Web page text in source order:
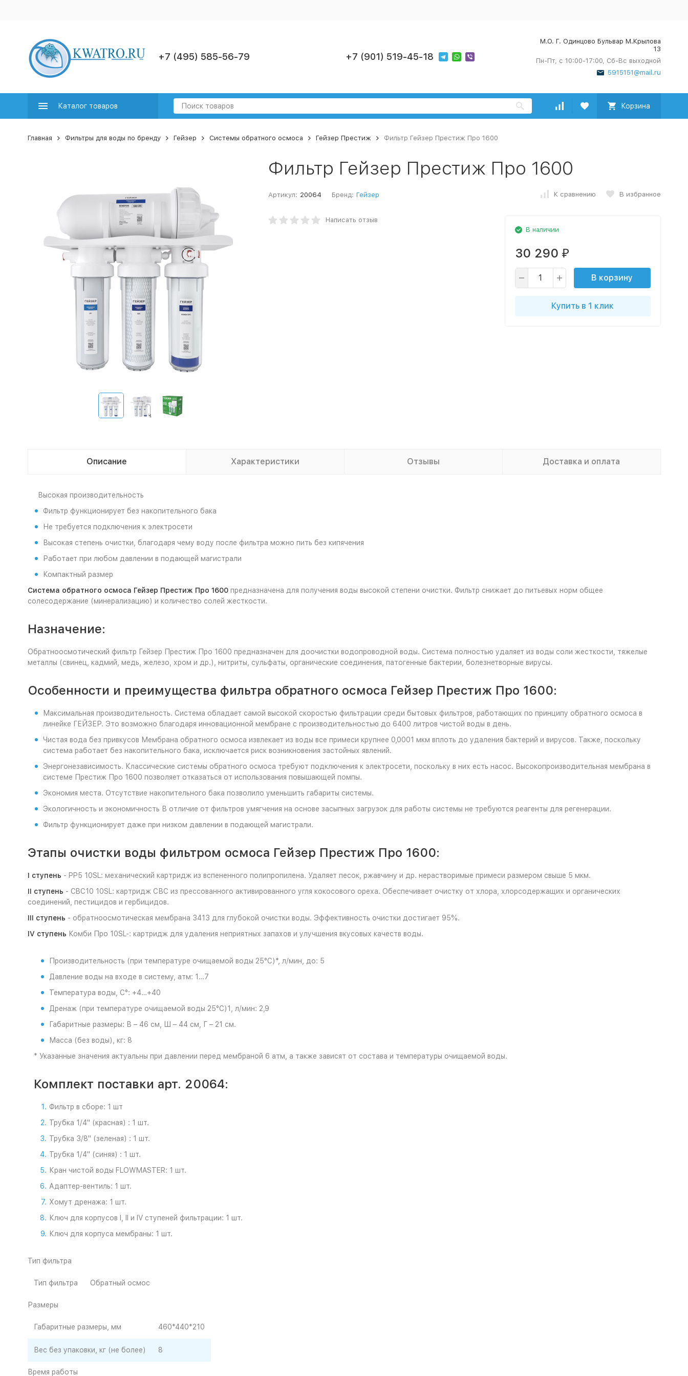
+7 (495) 585-56-79 +7 (901) 519-45-18
М.О. Г. Одинцово Бульвар М.Крылова
13
Пн-Пт, с 10:00-17:00, Сб-Вс выходной
5915151@mail.ru
Каталог товаров Корзина
Главная Фильтры для воды по бренду Гейзер Системы обратного осмоса Гейзер Престиж Фильтр Гейзер Престиж Про 1600
Фильтр Гейзер Престиж Про 1600
Артикул: 20064 Бренд: Гейзер К сравнению В избранное
Написать отзыв
В наличии
30 290 ₽
В корзину
Купить в 1 клик
Описание Характеристики Отзывы Доставка и оплата
Высокая производительность
Фильтр функционирует без накопительного бака
Не требуется подключения к электросети
Высокая степень очистки, благодаря чему воду после фильтра можно пить без кипячения
Работает при любом давлении в подающей магистрали
Компактный размер
Система обратного осмоса Гейзер Престиж Про 1600предназначена для получения воды высокой степени очистки. Фильтр снижает до питьевых норм общее
солесодержание (минерализацию) и количество солей жесткости.
Назначение:
Обратноосмотический фильтр Гейзер Престиж Про 1600 предназначен для доочистки водопроводной воды. Система полностью удаляет из воды соли жесткости, тяжелые
металлы (свинец, кадмий, медь, железо, хром и др.), нитриты, сульфаты, органические соединения, патогенные бактерии, болезнетворные вирусы.
Особенности и преимущества фильтра обратного осмоса Гейзер Престиж Про 1600:
Максимальная производительность. Система обладает самой высокой скоростью фильтрации среди бытовых фильтров, работающих по принципу обратного осмоса в
линейке ГЕЙЗЕР. Это возможно благодаря инновационной мембране с производительностью до 6400 литров чистой воды в день.
Чистая вода без привкусов Мембрана обратного осмоса извлекает из воды все примеси крупнее 0,0001 мкм вплоть до удаления бактерий и вирусов. Также, поскольку
система работает без накопительного бака, исключается риск возникновения застойных явлений.
Энергонезависимость. Классические системы обратного осмоса требуют подключения к электросети, поскольку в них есть насос. Высокопроизводительная мембрана в
системе Престиж Про 1600 позволяет отказаться от использования повышающей помпы.
Экономия места. Отсутствие накопительного бака позволило уменьшить габариты системы.
Экологичность и экономичность В отличие от фильтров умягчения на основе засыпных загрузок для работы системы не требуются реагенты для регенерации.
Фильтр функционирует даже при низком давлении в подающей магистрали.
Этапы очистки воды фильтром осмоса Гейзер Престиж Про 1600:
I ступень - PP5 10SL: механический картридж из вспененного полипропилена. Удаляет песок, ржавчину и др. нерастворимые примеси размером свыше 5 мкм.
II ступень - CBC10 10SL: картридж СВС из прессованного активированного угля кокосового ореха. Обеспечивает очистку от хлора, хлорсодержащих и органических
соединений, пестицидов и гербицидов.
III ступень - обратноосмотическая мембрана 3413 для глубокой очистки воды. Эффективность очистки достигает 95%.
IV ступень Комби Про 10SL-: картридж для удаления неприятных запахов и улучшения вкусовых качеств воды.
Производительность (при температуре очищаемой воды 25°C)*, л/мин, до: 5
Давление воды на входе в систему, атм: 1…7
Температура воды, С°: +4…+40
Дренаж (при температуре очищаемой воды 25°C)1, л/мин: 2,9
Габаритные размеры: В – 46 см, Ш – 44 см, Г – 21 см.
Масса (без воды), кг: 8
* Указанные значения актуальны при давлении перед мембраной 6 атм, а также зависят от состава и температуры очищаемой воды.
Комплект поставки арт. 20064:
Фильтр в сборе: 1 шт
Трубка 1/4" (красная) : 1 шт.
Трубка 3/8" (зеленая) : 1 шт.
Трубка 1/4" (синяя) : 1 шт.
Кран чистой воды FLOWMASTER: 1 шт.
Адаптер-вентиль: 1 шт.
Хомут дренажа: 1 шт.
Ключ для корпусов I, II и IV ступеней фильтрации: 1 шт.
Ключ для корпуса мембраны: 1 шт.
Тип фильтра
Тип фильтра Обратный осмос
Размеры
Габаритные размеры, мм 460*440*210
Вес без упаковки, кг (не более) 8
Время работы